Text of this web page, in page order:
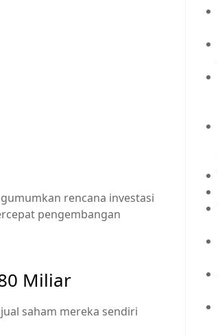
rencana investasi
pengembangan
Miliar
saham mereka sendiri